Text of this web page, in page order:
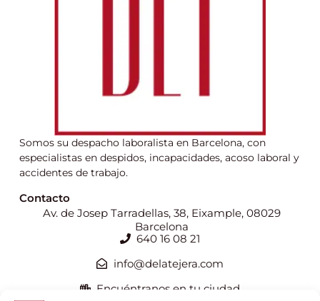
Somos su despacho laboralista en Barcelona, con
especialistas en despidos, incapacidades, acoso laboral y
accidentes de trabajo.
Contacto
Av. de Josep Tarradellas, 38, Eixample, 08029
Barcelona
640 16 08 21
info@delatejera.com
Encuéntranos en tu ciudad